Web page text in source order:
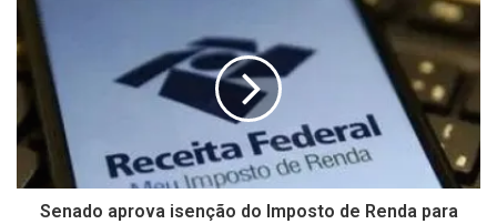
Senado aprova isenção do Imposto de Renda para